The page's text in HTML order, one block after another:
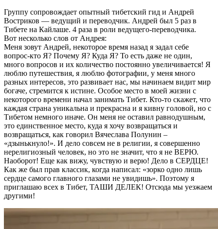
Группу сопровождает опытный тибетский гид и Андрей
Востриков — ведущий и переводчик. Андрей был 5 раз в
Тибете на Кайлаше. 4 раза в роли ведущего-переводчика.
Вот несколько слов от Андрея:
Меня зовут Андрей, некоторое время назад я задал себе
вопрос-кто Я? Почему Я? Куда Я? То есть даже не один,
много вопросов и их количество постоянно увеличивается! Я
люблю путешествия, я люблю фотографии, у меня много
разных интересов, это развивает нас, мы начинаем видит мир
богаче, стремится к истине. Особое место в моей жизни с
некоторого времени начал занимать Тибет. Кто-то скажет, что
каждая страна уникальна и прекрасна и я кивну головой, но с
Тибетом немного иначе. Он меня не оставил равнодушным,
это единственное место, куда я хочу возвращаться и
возвращаться, как говорил Вячеслава Полунин –
«дзынькнуло!». И дело совсем не в религии, я совершенно
нерелигиозный человек, но это не значит, что я не ВЕРЮ.
Наоборот! Еще как вижу, чувствую и верю! Дело в СЕРДЦЕ!
Как же был прав классик, когда написал: «зорко одно лишь
сердце самого главного глазами не увидишь». Поэтому я
приглашаю всех в Тибет, ТАШИ ДЕЛЕК! Отсюда мы уезжаем
другими!